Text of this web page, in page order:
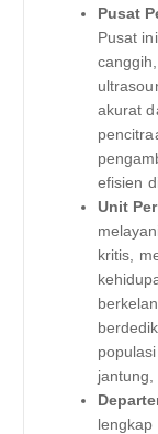
Pusat
Pusat
akurat
efisien
Unit
kritis,